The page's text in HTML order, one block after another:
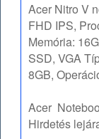
Acer Nitro V
FHD IPS,
Memória:
SSD, VGA
8GB,
Acer
Hirdetés